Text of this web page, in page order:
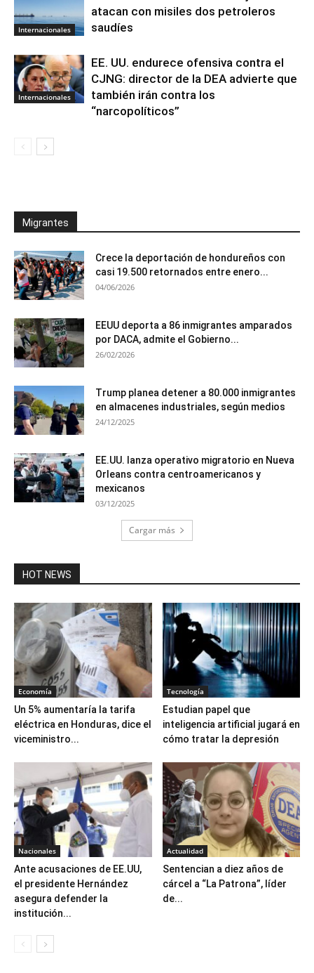
Internacionales
atacan con misiles dos petroleros
saudíes
Internacionales
EE. UU. endurece ofensiva contra el
CJNG: director de la DEA advierte que
también irán contra los
“narcopolíticos”
Migrantes
Crece la deportación de hondureños con
casi 19.500 retornados entre enero...
04/06/2026
EEUU deporta a 86 inmigrantes amparados
por DACA, admite el Gobierno...
26/02/2026
Trump planea detener a 80.000 inmigrantes
en almacenes industriales, según medios
24/12/2025
EE.UU. lanza operativo migratorio en Nueva
Orleans contra centroamericanos y
mexicanos
03/12/2025
Cargar más
HOT NEWS
Economía
Un 5% aumentaría la tarifa
eléctrica en Honduras, dice el
viceministro...
Tecnología
Estudian papel que
inteligencia artificial jugará en
cómo tratar la depresión
Nacionales
Ante acusaciones de EE.UU,
el presidente Hernández
asegura defender la
institución...
Actualidad
Sentencian a diez años de
cárcel a “La Patrona”, líder
de...